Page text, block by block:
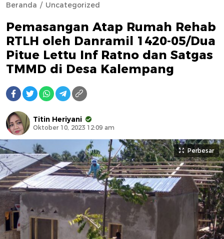
Beranda Uncategorized
Pemasangan Atap Rumah Rehab
RTLH oleh Danramil 1420-05/Dua
Pitue Lettu Inf Ratno dan Satgas
TMMD di Desa Kalempang
Titin Heriyani
Oktober 10, 2023 12:09 am
Perbesar